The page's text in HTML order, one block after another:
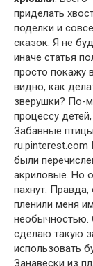
приделать
поделки и
сказок. Я не
иначе статья
просто покажу
видно, как
зверушки? По-
процессу
Забавные
ru.pinterest.com
были
акриловые. Но
пахнут.
пленили меня
необычностью.
сделаю такую
использовать
Занавески из